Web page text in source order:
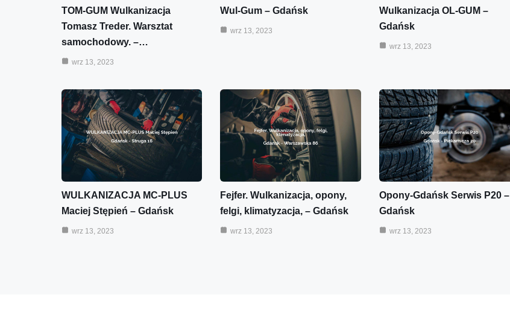
TOM-GUM Wulkanizacja
Tomasz Treder. Warsztat
samochodowy. –…
wrz 13, 2023
Wul-Gum – Gdańsk
wrz 13, 2023
Wulkanizacja OL-GUM –
Gdańsk
wrz 13, 2023
WULKANIZACJA MC-PLUS
Maciej Stępień – Gdańsk
wrz 13, 2023
Fejfer. Wulkanizacja, opony,
felgi, klimatyzacja, – Gdańsk
wrz 13, 2023
Opony-Gdańsk Serwis P20 –
Gdańsk
wrz 13, 2023